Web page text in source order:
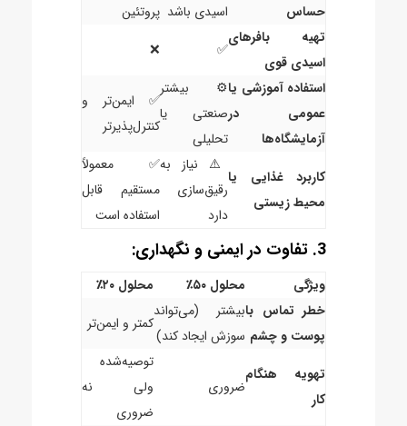
حساس
اسیدی باشد پروتئین
تهیه بافرهای
اسیدی قوی
✅
❌
استفاده آموزشی یا
عمومی در
آزمایشگاه‌ها
⚙️ بیشتر
صنعتی یا
تحلیلی
✅ ایمن‌تر و
کنترل‌پذیرتر
کاربرد غذایی یا
محیط زیستی
⚠️ نیاز به
رقیق‌سازی
دارد
✅ معمولاً
مستقیم قابل
استفاده است
3. تفاوت در ایمنی و نگهداری:
ویژگی محلول ۵۰٪
محلول ۲۰٪
خطر تماس با
پوست و چشم
بیشتر (می‌تواند
سوزش ایجاد کند)
کمتر و ایمن‌تر
تهویه هنگام
کار
ضروری
توصیه‌شده
ولی نه
ضروری